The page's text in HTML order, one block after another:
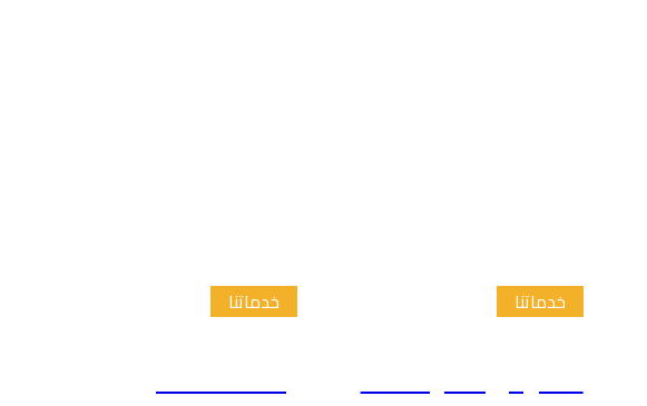
خدماتنا
تلخيص الدراسات
خدماتنا
إعداد الاطار